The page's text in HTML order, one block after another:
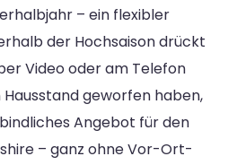
– ein flexibler
der Hochsaison drückt
Video oder am Telefon
geworfen haben,
Angebot für den
– ganz ohne Vor-Ort-